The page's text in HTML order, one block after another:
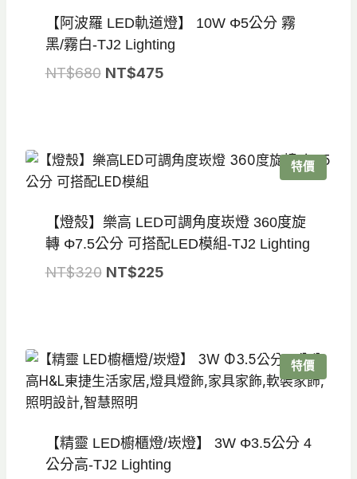
【阿波羅 LED軌道燈】 10W Φ5公分 霧
黑/霧白-TJ2 Lighting
NT$680 原
NT$680。
NT$475目
NT$475。
特價
【燈殼】樂高 LED可調角度崁燈 360度旋
轉 Φ7.5公分 可搭配LED模組-TJ2 Lighting
NT$320 原
NT$320。
NT$225目
NT$225。
特價
【精靈 LED櫥櫃燈/崁燈】 3W Φ3.5公分 4
公分高-TJ2 Lighting